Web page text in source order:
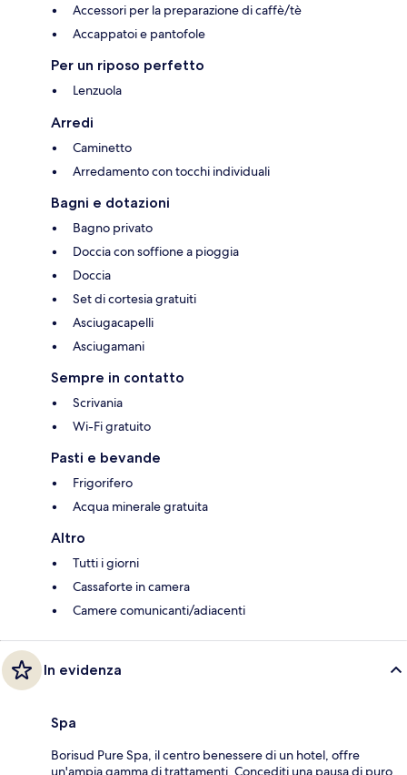
Accessori per la preparazione di caffè/tè
Accappatoi e pantofole
Per un riposo perfetto
Lenzuola
Arredi
Caminetto
Arredamento con tocchi individuali
Bagni e dotazioni
Bagno privato
Doccia con soffione a pioggia
Doccia
Set di cortesia gratuiti
Asciugacapelli
Asciugamani
Sempre in contatto
Scrivania
Wi-Fi gratuito
Pasti e bevande
Frigorifero
Acqua minerale gratuita
Altro
Tutti i giorni
Cassaforte in camera
Camere comunicanti/adiacenti
In evidenza
Spa
Borisud Pure Spa, il centro benessere di un hotel, offre
un'ampia gamma di trattamenti. Concediti una pausa di puro